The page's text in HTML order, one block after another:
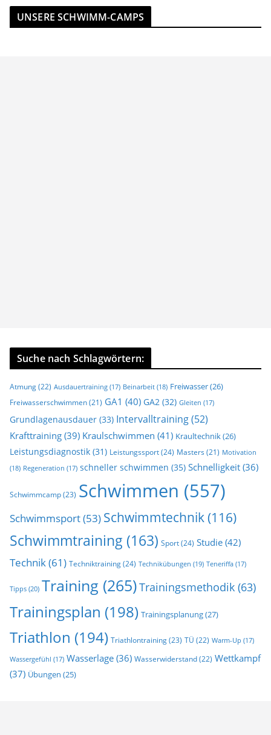
UNSERE SCHWIMM-CAMPS
Suche nach Schlagwörtern:
Atmung(22) Ausdauertraining (17) Beinarbeit (18) Freiwasser(26)
Freiwasserschwimmen (21) GA1 (40) GA2 (32) Gleiten (17)
Grundlagenausdauer (33) Intervalltraining(52)
Krafttraining (39) Kraulschwimmen (41) Kraultechnik(26)
Leistungsdiagnostik (31) Leistungssport(24) Masters (21) Motivation
(18) Regeneration (17) schneller schwimmen (35) Schnelligkeit (36)
Schwimmcamp(23) Schwimmen (557)
Schwimmsport(53) Schwimmtechnik(116)
Schwimmtraining (163) Sport(24) Studie (42)
Technik(61) Techniktraining(24) Technikübungen (19) Teneriffa (17)
Tipps (20) Training (265)Trainingsmethodik (63)
Trainingsplan (198) Trainingsplanung(27)
Triathlon (194) Triathlontraining(23) TÜ (22) Warm-Up (17)
Wassergefühl (17) Wasserlage (36) Wasserwiderstand(22) Wettkampf
(37) Übungen (25)